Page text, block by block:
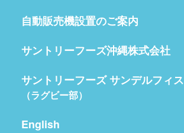
自動販売機設置のご案内
サントリーフーズ沖縄株式会社
サントリーフーズ サンデルフィス
（ラグビー部）
English